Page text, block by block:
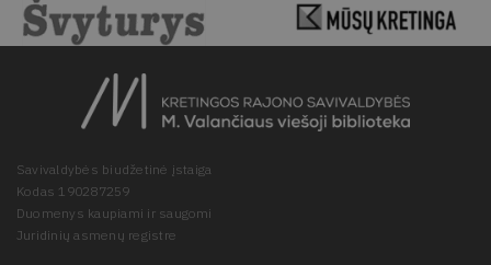
Savivaldybės biudžetinė įstaiga
Kodas 190287259
Duomenys kaupiami ir saugomi
Juridinių asmenų registre